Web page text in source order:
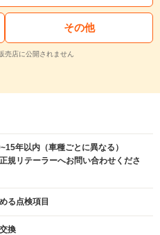
その他
店に公開されません
年以内（車種ごとに異なる）
規リテーラーへお問い合わせくださ
る点検項目
換
際に自動入力されます